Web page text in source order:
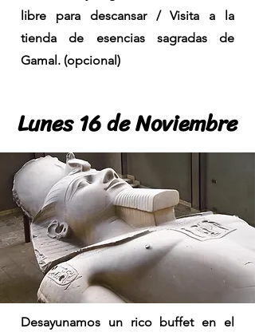
libre para descansar / Visita a la
tienda de esencias sagradas de
Gamal. (opcional)
Lunes 16 de Noviembre
Lunes 16 de Noviembre
Desayunamos un rico buffet en el